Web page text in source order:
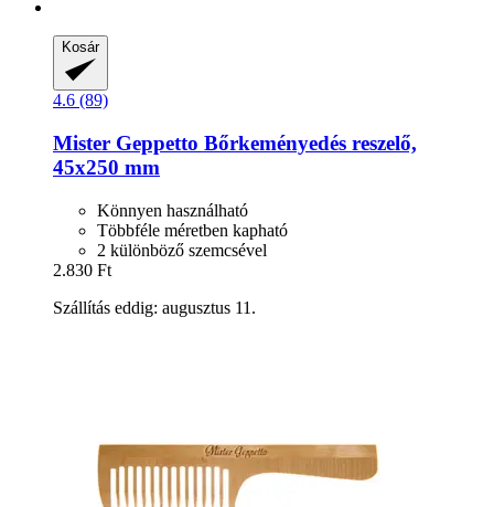
Kosár
4.6 (89)
Mister Geppetto Bőrkeményedés reszelő,
45x250 mm
Könnyen használható
Többféle méretben kapható
2 különböző szemcsével
2.830 Ft
Szállítás eddig: augusztus 11.